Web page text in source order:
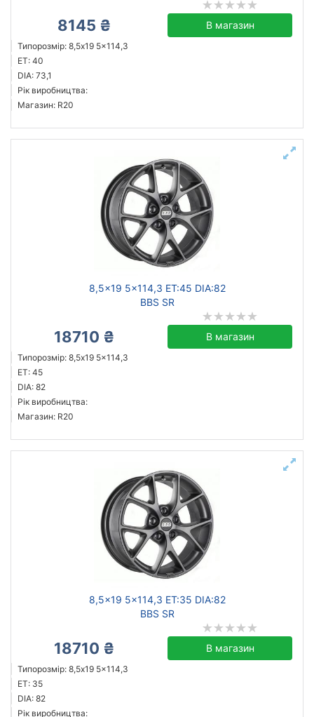
8145 ₴ В магазин
Типорозмір: 8,5x19 5x114,3
ET: 40
DIA: 73,1
Рік виробництва:
Магазин: R20
8,5x19 5x114,3 ET:45 DIA:82
BBS SR
18710 ₴ В магазин
Типорозмір: 8,5x19 5x114,3
ET: 45
DIA: 82
Рік виробництва:
Магазин: R20
8,5x19 5x114,3 ET:35 DIA:82
BBS SR
18710 ₴ В магазин
Типорозмір: 8,5x19 5x114,3
ET: 35
DIA: 82
Рік виробництва: